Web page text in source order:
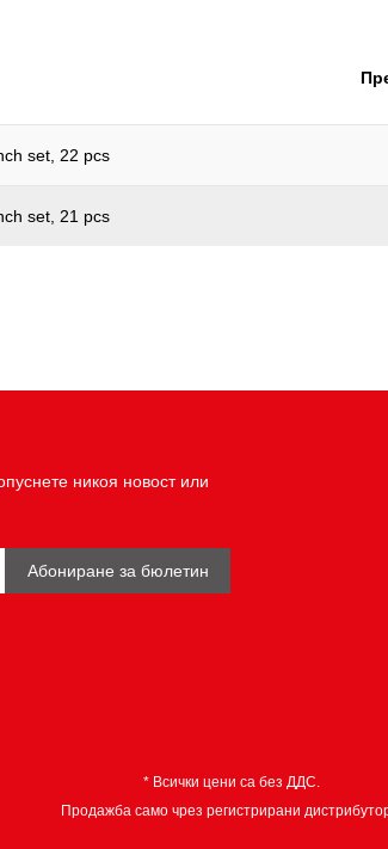
set, 22 pcs
set, 21 pcs
никоя новост или
Абониране за бюлетин
* Всички цени са без ДДС.
Продажба само чрез регистрирани